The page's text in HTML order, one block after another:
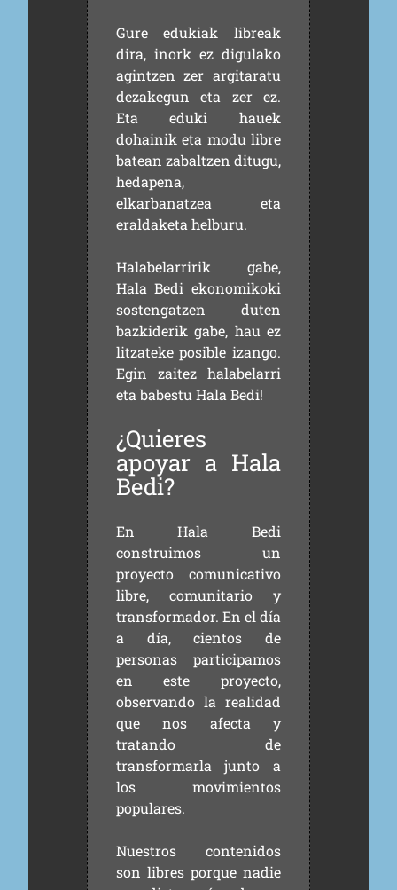
Gure edukiak libreak
dira, inork ez digulako
agintzen zer argitaratu
dezakegun eta zer ez.
Eta eduki hauek
dohainik eta modu libre
batean zabaltzen ditugu,
hedapena,
elkarbanatzea eta
eraldaketa helburu.
Halabelarririk gabe,
Hala Bedi ekonomikoki
sostengatzen duten
bazkiderik gabe, hau ez
litzateke posible izango.
Egin zaitez halabelarri
eta babestu Hala Bedi!
¿Quieres
apoyar a Hala
Bedi?
En Hala Bedi
construimos un
proyecto comunicativo
libre, comunitario y
transformador. En el día
a día, cientos de
personas participamos
en este proyecto,
observando la realidad
que nos afecta y
tratando de
transformarla junto a
los movimientos
populares.
Nuestros contenidos
son libres porque nadie